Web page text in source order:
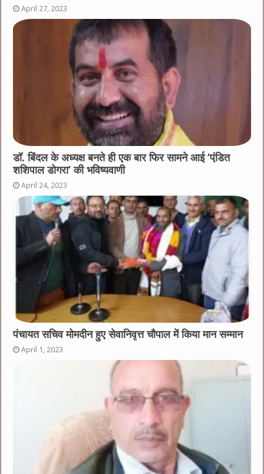
April 27, 2023
डॉ. बिंदल के अध्यक्ष बनते ही एक बार फिर सामने आई ‘पंडि़त
शशिपाल डोगरा’ की भविष्यवाणी
April 24, 2023
पंचायत सचिव मोमदीन हुए सेवानिवृत्त चौपाल में किया मान सम्मान
April 1, 2023